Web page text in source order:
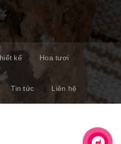
kế Hoa tươi
Tin tức Liên hệ